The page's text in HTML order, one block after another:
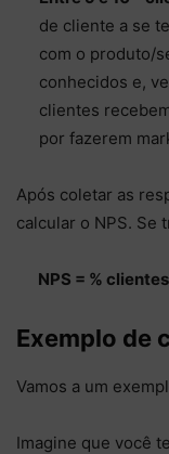
de cliente a se
com o produto/
conhecidos e,
clientes
por fazerem
Após coletar as
calcular o NPS. Se
NPS = %
Exemplo de
Vamos a um
Imagine que você